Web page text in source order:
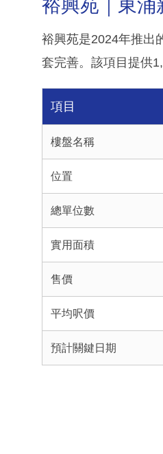
裕興苑｜東涌
裕興苑是2024年推出
套完善。該項目提供
項目
樓盤名稱
位置
總單位數
實用面積
售價
平均呎價
預計關鍵日期